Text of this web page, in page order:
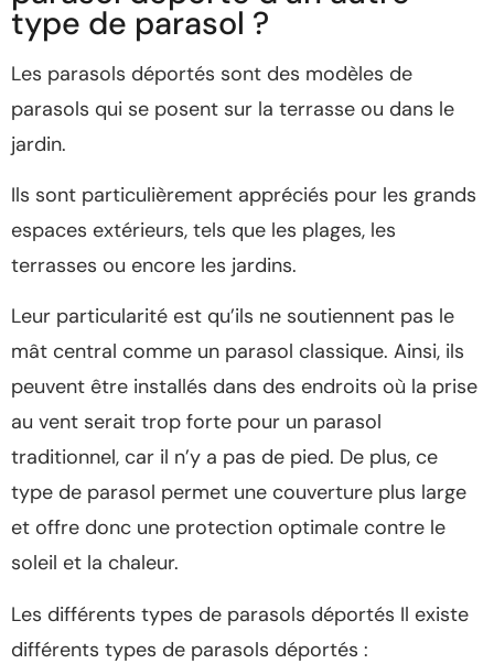
type de parasol ?
Les parasols déportés sont des modèles de
parasols qui se posent sur la terrasse ou dans le
jardin.
Ils sont particulièrement appréciés pour les grands
espaces extérieurs, tels que les plages, les
terrasses ou encore les jardins.
Leur particularité est qu’ils ne soutiennent pas le
mât central comme un parasol classique. Ainsi, ils
peuvent être installés dans des endroits où la prise
au vent serait trop forte pour un parasol
traditionnel, car il n’y a pas de pied. De plus, ce
type de parasol permet une couverture plus large
et offre donc une protection optimale contre le
soleil et la chaleur.
Les différents types de parasols déportés Il existe
différents types de parasols déportés :